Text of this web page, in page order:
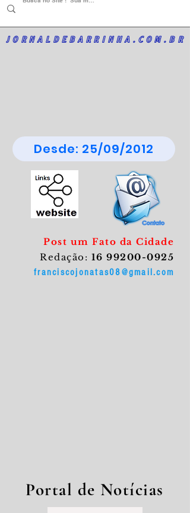
JORNALDEBARRINHA.COM.BR
Desde: 25/09/2012
Post um Fato da Cidade
Redação: 16 99200-0925
franciscojonatas08@gmail.com
Portal de Notícias